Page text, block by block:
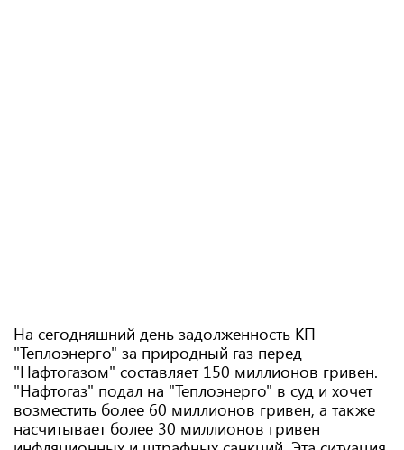
На сегодняшний день задолженность КП
"Теплоэнерго" за природный газ перед
"Нафтогазом" составляет 150 миллионов гривен.
"Нафтогаз" подал на "Теплоэнерго" в суд и хочет
возместить более 60 миллионов гривен, а также
насчитывает более 30 миллионов гривен